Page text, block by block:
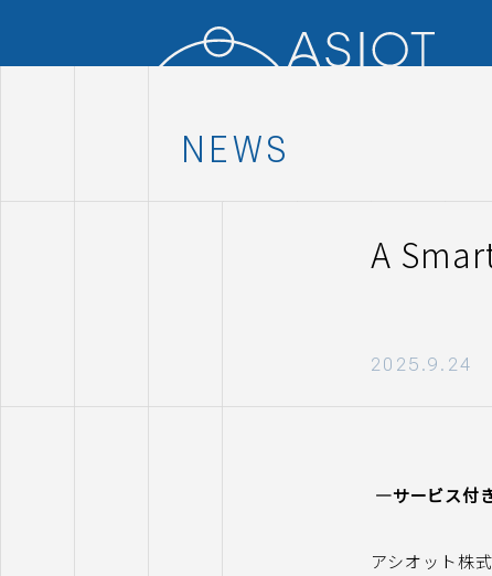
NEWS
A
2025.9.24
―サービス付
アシオット株